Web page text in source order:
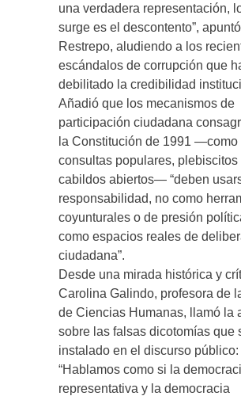
una verdadera representación,
surge es el descontento”, apuntó
Restrepo, aludiendo a los
escándalos de corrupción que
debilitado la credibilidad
Añadió que los mecanismos de
participación ciudadana
la Constitución de 1991 —como
consultas populares, plebiscitos
cabildos abiertos— “deben
responsabilidad, no como
coyunturales o de presión
como espacios reales de
ciudadana”.
Desde una mirada histórica y
Carolina Galindo, profesora de
de Ciencias Humanas, llamó la
sobre las falsas dicotomías que
instalado en el discurso público:
“Hablamos como si la
representativa y la democracia